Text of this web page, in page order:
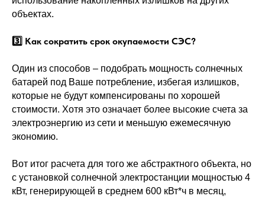
объектах.
3️⃣ Как сократить срок окупаемости СЭС?
Один из способов – подобрать мощность солнечных
батарей под Ваше потребление, избегая излишков,
которые не будут компенсированы по хорошей
стоимости. Хотя это означает более высокие счета за
электроэнергию из сети и меньшую ежемесячную
экономию.
Вот итог расчета для того же абстрактного объекта, но
с установкой солнечной электростанции мощностью 4
кВт, генерирующей в среднем 600 кВт*ч в месяц,